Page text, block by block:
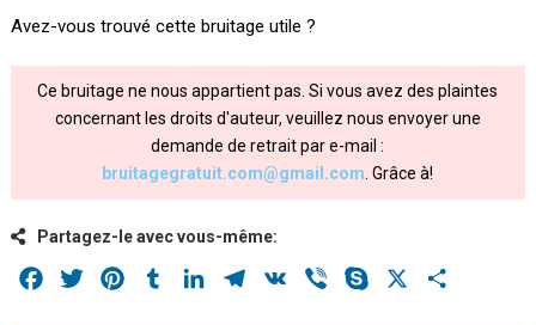
Avez-vous trouvé cette bruitage utile ?
Ce bruitage ne nous appartient pas. Si vous avez des plaintes
concernant les droits d'auteur, veuillez nous envoyer une
demande de retrait par e-mail :
bruitagegratuit.com@gmail.com . Grâce à!
Partagez-le avec vous-même:
Facebook
Twitter PinterestTumblrLinkedInTelegram
VK Viber Skype